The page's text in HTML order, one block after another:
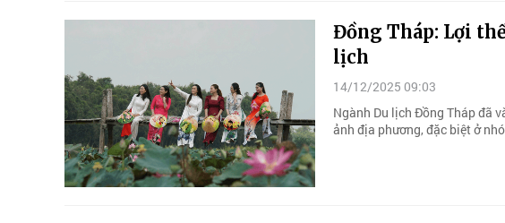
Đồng Tháp: Lợi
lịch
14/12/2025 09:03
Ngành Du lịch Đồng Tháp đã
ảnh địa phương, đặc biệt ở